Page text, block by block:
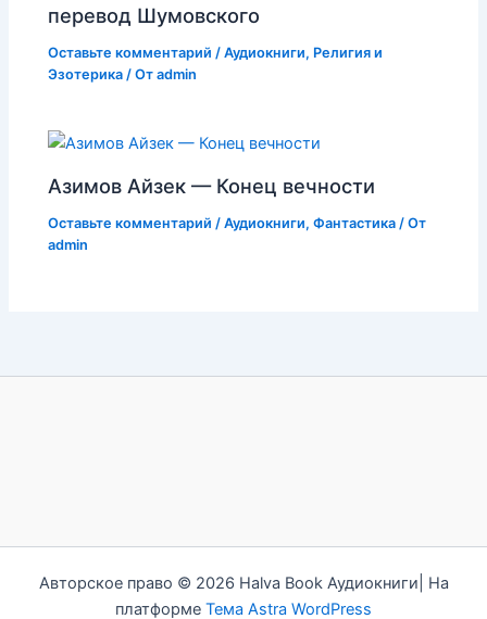
перевод Шумовского
Оставьте комментарий /Аудиокниги, Религия и
Эзотерика / Отadmin
Азимов Айзек — Конец вечности
Оставьте комментарий /Аудиокниги,Фантастика / От
admin
Авторское право © 2026 Halva Book Аудиокниги| На
платформе Тема Astra WordPress